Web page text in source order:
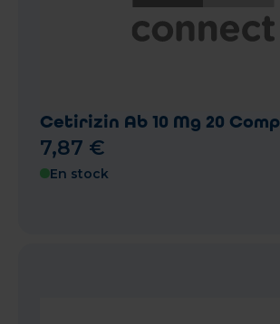
Cetirizin Ab 10 Mg 20
7,87 €
En stock